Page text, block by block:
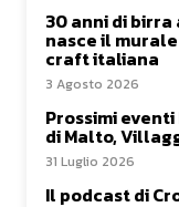
30 anni di
nasce il
craft italiana
3 Agosto 2026
Prossimi
di Malto,
31 Luglio 2026
Il podcast di